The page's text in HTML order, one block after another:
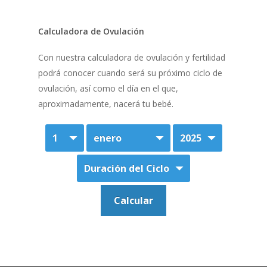
Calculadora de Ovulación
Con nuestra calculadora de ovulación y fertilidad
podrá conocer cuando será su próximo ciclo de
ovulación, así como el día en el que,
aproximadamente, nacerá tu bebé.